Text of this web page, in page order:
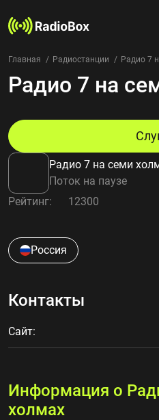
Радиостанции
Жанры
Страны
Избранное
О нас
Добавить
Конфиденциальность
Главная Радиостанции Радио 7
Радио 7 на
Радио 7 на семи
Поток на паузе
Рейтинг: 12300
Россия
Контакты
Сайт:
Информация о
холмах